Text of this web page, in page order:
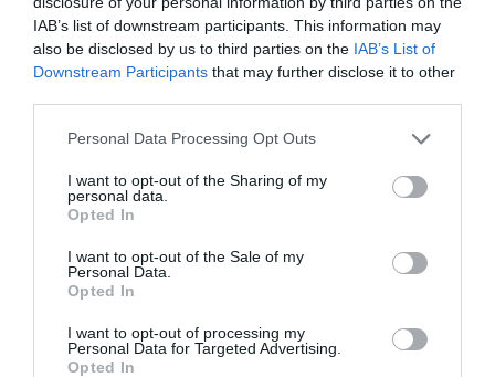
IAB’s list of downstream participants. This information may
also be disclosed by us to third parties on the IAB’s List of
Downstream Participants that may further disclose it to other
Personal Data Processing Opt Outs
I want to opt-out of the Sharing of my
personal data.
Opted In
I want to opt-out of the Sale of my
Personal Data.
Opted In
I want to opt-out of processing my
Personal Data for Targeted Advertising.
Opted In
που απαιτεί. Μόλις καταφέρετε να βρείτε ξανά
την ισορροπία σε προσωπικά και
επαγγελματικά, όλα θα γίνουν καλύτερα.
Ζυγός
Τα οικονομικά σάς βασανίζουν αυτό τον μήνα.
Απρόβλεπτα έξοδα, μειώσεις στα έσοδα και
αδιέξοδα με τα χρήματα δημιουργούν άγχος.
Κάντε προσεκτικά τον σχεδιασμό των εξόδων
σας, ώστε να καταφέρετε να ανταπεξέλθετε και
μην αφήσετε το άγχος να σας καταβάλει.